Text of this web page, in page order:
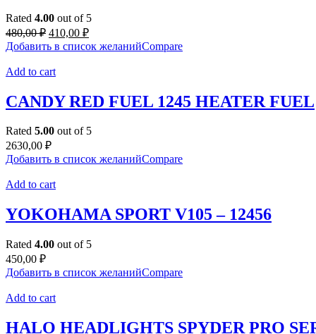
Rated 4.00 out of 5
480,00₽ Original
price
was:
480,00 ₽.
410,00 ₽Current
price
is:
Добавить в список желанийCompare
Add to cart
CANDY RED FUEL 1245 HEATER FUEL
Rated 5.00 out of 5
2630,00 ₽
Добавить в список желанийCompare
Add to cart
YOKOHAMA SPORT V105 – 12456
Rated 4.00 out of 5
450,00 ₽
Добавить в список желанийCompare
Add to cart
HALO HEADLIGHTS SPYDER PRO